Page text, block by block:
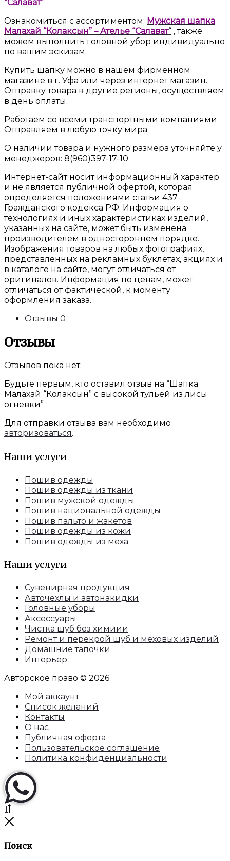
“Салават”
Ознакомиться с ассортиментом: Мужская шапка
Малахай “Колаксын” – Ателье “Салават“ , также
можем выполнить головной убор индивидуально
по вашим эскизам.
Купить шапку можно в нашем фирменном
магазине в г. Уфа или через интернет магазин.
Отправку товара в другие регионы, осуществляем
в день оплаты.
Работаем со всеми транспортными компаниями.
Отправляем в любую точку мира.
О наличии товара и нужного размера уточняйте у
менеджеров: 8(960)397-17-10
Интернет-сайт носит информационный характер
и не является публичной офертой, которая
определяется положениями статьи 437
Гражданского кодекса РФ. Информация о
технологиях и иных характеристиках изделий,
указанных на сайте, может быть изменена
производителем в одностороннем порядке.
Изображения товаров на любых фотографиях,
представленных на рекламных буклетах, акциях и
в каталоге на сайте, могут отличаться от
оригиналов. Информация по ценам, может
отличаться от фактической, к моменту
оформления заказа.
Отзывы 0
Отзывы
Отзывов пока нет.
Будьте первым, кто оставил отзыв на “Шапка
Малахай “Колаксын” с высокой тульей из лисы
огневки”
Для отправки отзыва вам необходимо
авторизоваться.
Наши услуги
Пошив одежды
Пошив одежды из ткани
Пошив мужской одежды
Пошив национальной одежды
Пошив пальто и жакетов
Пошив одежды из кожи
Пошив одежды из меха
Наши услуги
Сувенирная продукция
Авточехлы и автонакидки
Головные уборы
Аксессуары
Чистка шуб без химиии
Ремонт и перекрой шуб и меховых изделий
Домашние тапочки
Интерьер
Авторское право © 2026
Мой аккаунт
Список желаний
Контакты
О нас
Публичная оферта
Пользовательское соглашение
Политика конфиденциальности
1
Перейти
Поиск